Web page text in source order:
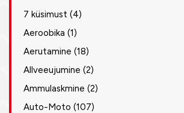
7 küsimust (4)
Aeroobika (1)
Aerutamine (18)
Allveeujumine (2)
Ammulaskmine (2)
Auto-Moto (107)